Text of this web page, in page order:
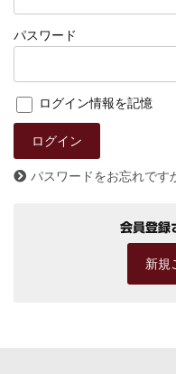
パスワード
ログイン情報を記憶
パスワードをお忘れです
会員登録
新規